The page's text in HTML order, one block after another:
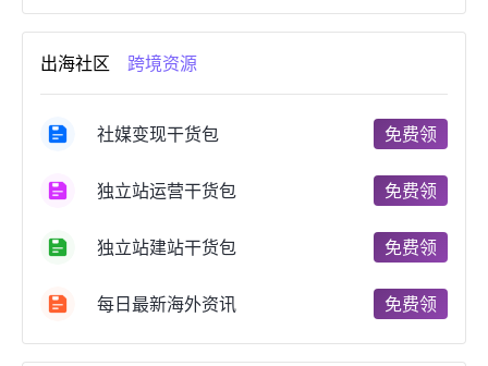
进口跨境电商跨境电商服务广州跨境电商
跨境电商市场跨境电商创业跨境电商注册
跨境电商开店跨境电商营销
跨境电商商品个人跨境电商跨境电商案例
郑州跨境电商跨境电商趋势
跨境电商费用美国跨境电商
天津跨境电商东南亚跨境电商
跨境电商b2b阿里巴巴跨境电商
出海社区 跨境资源
社媒变现干货包 免费领
独立站运营干货包 免费领
独立站建站干货包 免费领
每日最新海外资讯 免费领